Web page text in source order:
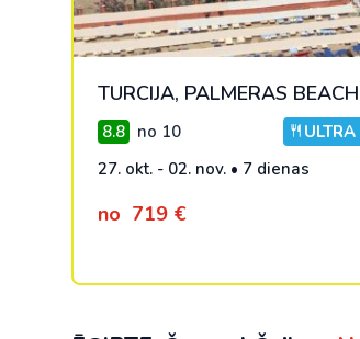
TURCIJA, PALMERAS
8.8 no 10
27. okt. - 02. nov. • 7 dienas
no 719 €